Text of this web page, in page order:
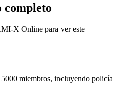
completo
X Online para ver este
miembros, incluyendo policía